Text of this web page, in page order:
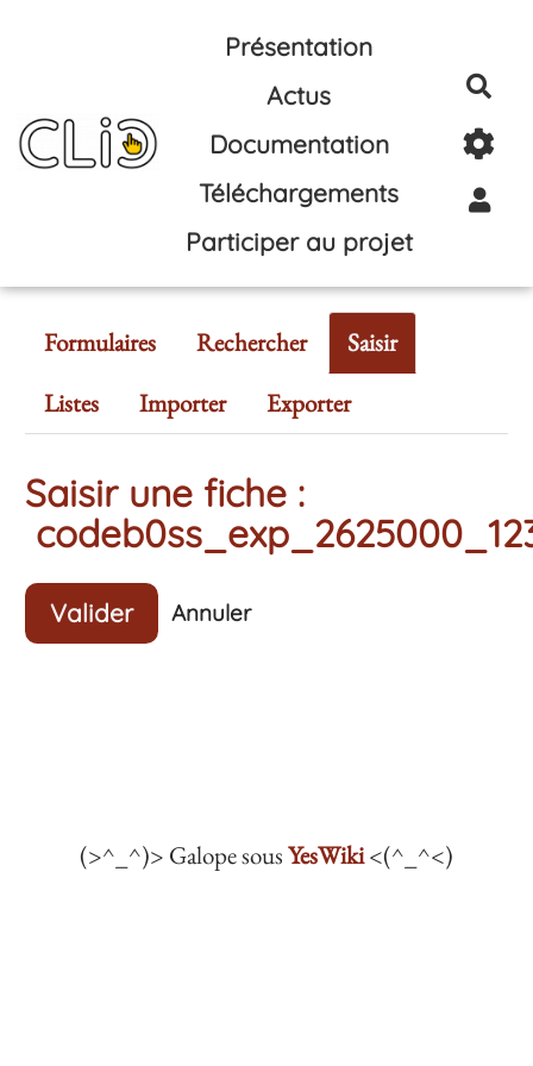
Aller au contenu principal
Présentation
Actus
Documentation
Téléchargements
Participer au projet
Formulaires Rechercher
Saisir
Listes
Importer Exporter
Saisir une fiche :
Valider Annuler
(>^_^)> Galope sousYesWiki<(^_^<)